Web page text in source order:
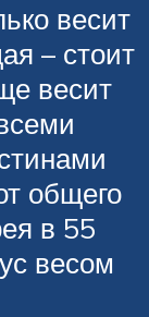
весит
– стоит
весит
общего
в 55
весом